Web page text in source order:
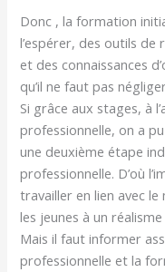
Donc , la formation
l’espérer, des outils de
et des connaissances
qu’il ne faut pas
Si grâce aux stages, à
professionnelle, on a
une deuxième étape
professionnelle. D’où
travailler en lien avec
les jeunes à un
Mais il faut informer
professionnelle et la